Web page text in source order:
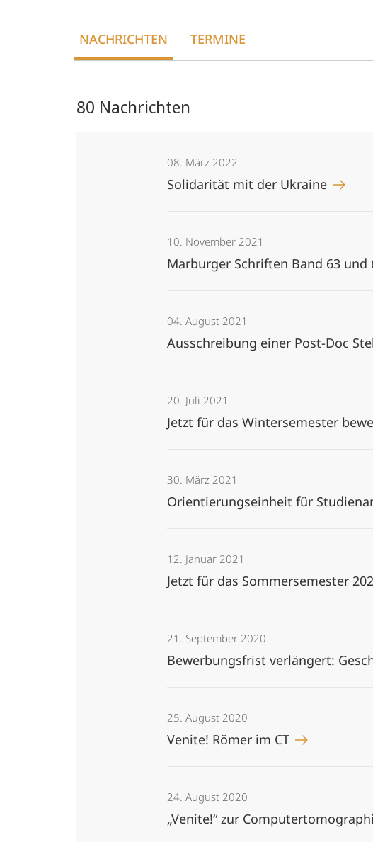
Archäologie
NACHRICHTEN TERMINE
80 Nachrichten
08. März 2022
Solidarität mit der Ukraine
10. November 2021
Marburger Schriften Band 63 und
04. August 2021
Ausschreibung einer Post-Doc
20. Juli 2021
Jetzt für das Wintersemester
30. März 2021
Orientierungseinheit für
12. Januar 2021
Jetzt für das Sommersemester
21. September 2020
Bewerbungsfrist verlängert:
25. August 2020
Venite! Römer im CT
24. August 2020
„Venite!“ zur